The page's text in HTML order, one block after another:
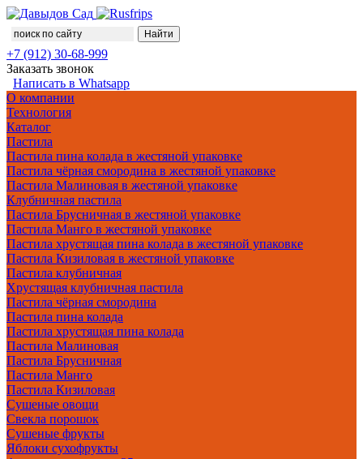
+7 (912) 30-68-999
Заказать звонок
Написать в Whatsapp
О компании
Технология
Каталог
Пастила
Пастила пина колада в жестяной упаковке
Пастила чёрная смородина в жестяной упаковке
Пастила Малиновая в жестяной упаковке
Клубничная пастила
Пастила Брусничная в жестяной упаковке
Пастила Манго в жестяной упаковке
Пастила хрустящая пина колада в жестяной упаковке
Пастила Кизиловая в жестяной упаковке
Пастила клубничная
Хрустящая клубничная пастила
Пастила чёрная смородина
Пастила пина колада
Пастила хрустящая пина колада
Пастила Малиновая
Пастила Брусничная
Пастила Манго
Пастила Кизиловая
Сушеные овощи
Свекла порошок
Сушеные фрукты
Яблоки сухофрукты